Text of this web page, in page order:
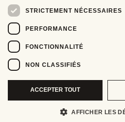
STRICTEMENT NÉCESSAIRES
PERFORMANCE
FONCTIONNALITÉ
NON CLASSIFIÉS
ACCEPTER TOUT
AFFICHER LES